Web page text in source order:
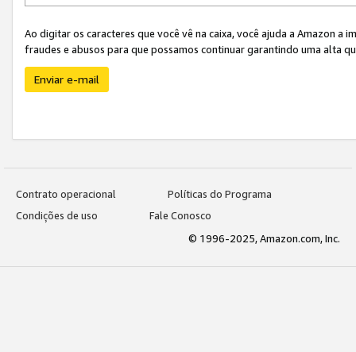
Ao digitar os caracteres que você vê na caixa, você ajuda a Amazon
fraudes e abusos para que possamos continuar garantindo uma alta
Enviar e-mail
Contrato operacional
Políticas do Programa
Condições de uso
Fale Conosco
© 1996-2025, Amazon.com, Inc.